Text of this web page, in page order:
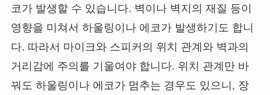
코가 발생할 수 있습니다. 벽이나 벽지의 재질 등이
영향을 미쳐서 하울링이나 에코가 발생하기도 합니
다. 따라서 마이크와 스피커의 위치 관계와 벽과의
거리감에 주의를 기울여야 합니다. 위치 관계만 바
꿔도 하울링이나 에코가 멈추는 경우도 있으니, 장